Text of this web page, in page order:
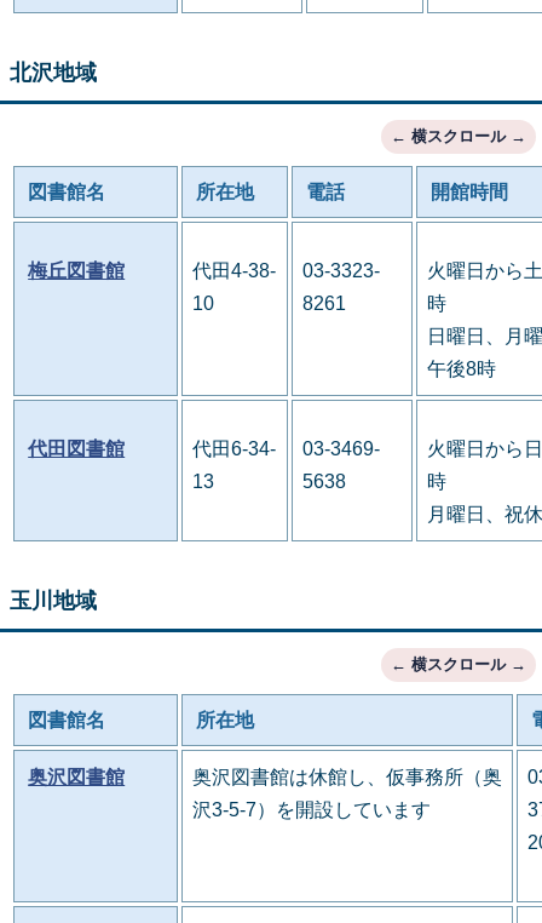
北沢地域
図書館名 所在地 電話 開館時間
梅丘図書館
代田4-38-
10
03-3323-
8261
火曜日から
時
日曜日、月
午後8時
代田図書館
代田6-34-
13
03-3469-
5638
火曜日から
時
月曜日、祝
玉川地域
図書館名 所在地
奥沢図書館
奥沢図書館は休館し、仮事務所（奥
沢3-5-7）を開設しています